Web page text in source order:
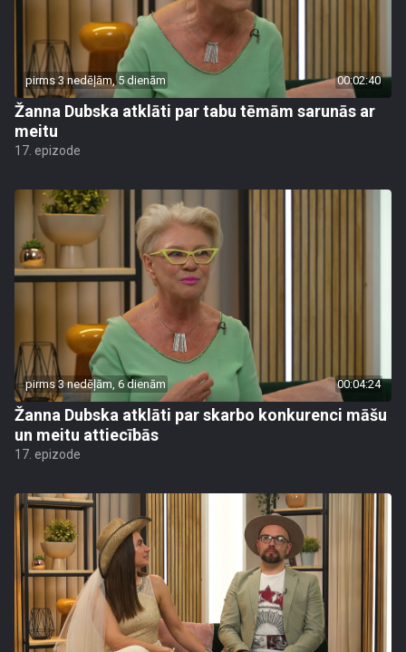
pirms 3 nedēļām, 5 dienām 00:02:40
Žanna Dubska atklāti par tabu tēmām sarunās ar
meitu
17. epizode
pirms 3 nedēļām, 6 dienām 00:04:24
Žanna Dubska atklāti par skarbo konkurenci māšu
un meitu attiecībās
17. epizode